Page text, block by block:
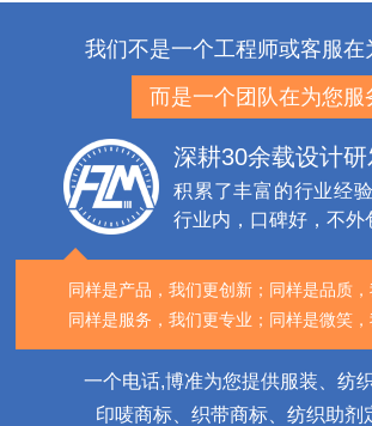
我们不是一个工程师或客服在
而是一个团队在为您服
深耕30余载设计
积累了丰富的行业经
行业内，口碑好，不外
同样是产品，我们更创新； 同样是品质，
同样是服务，我们更专业； 同样是微笑，
一个电话,博准为您提供服装、纺
印唛商标、织带商标、纺织助剂